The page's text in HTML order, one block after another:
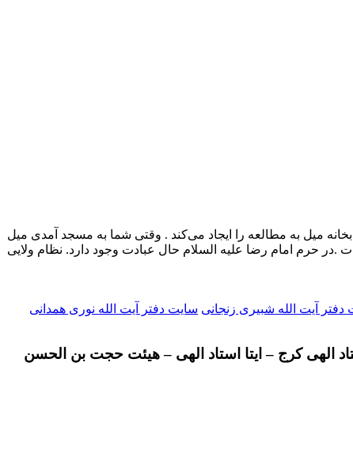
میل به مطالعه را ایجاد می‌کند . وقتی شما به مسجد آمدی میل
حرم امام رضا علیه السلام حال عبادت وجود دارد. نظام ولایی
دفتر آیت الله شبیری زنجانی سایت دفتر آیت الله نوری همدانی
الهی کرج – ایتا استاد الهی – هیئت حجت بن الحسن